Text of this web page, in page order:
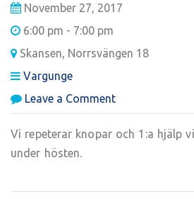
November 27, 2017
6:00 pm - 7:00 pm
Skansen, Norrsvängen 18
Vargunge
Leave a Commenton
Vu-
möte:
hjälp
Vi repeterar knopar och 1:a hjälp
under hösten.